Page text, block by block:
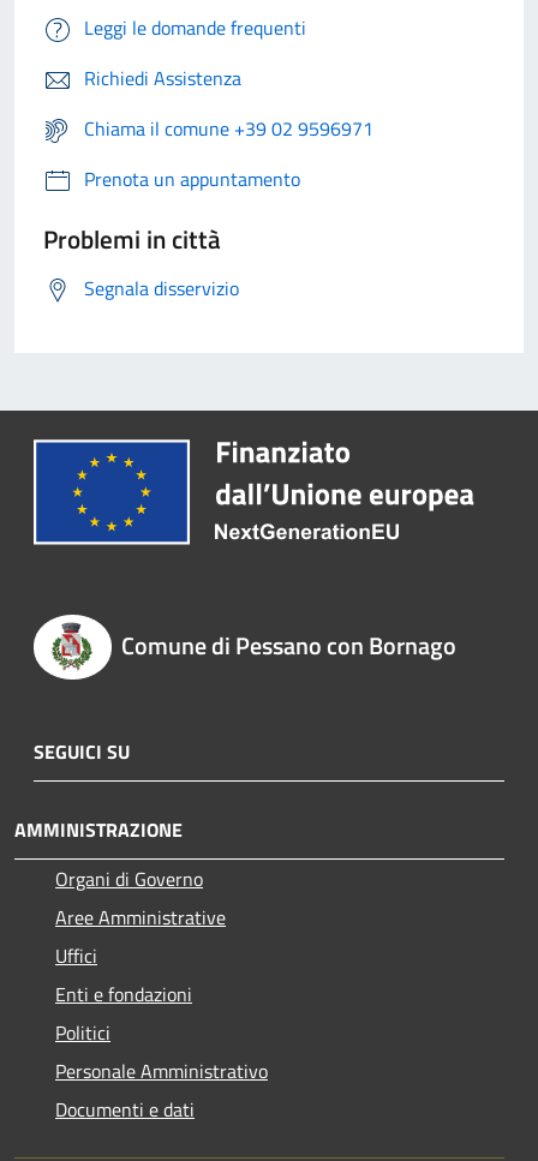
Leggi le domande frequenti
Richiedi Assistenza
Chiama il comune +39 02 9596971
Prenota un appuntamento
Problemi in città
Segnala disservizio
Comune di Pessano con Bornago
SEGUICI SU
AMMINISTRAZIONE
Organi di Governo
Aree Amministrative
Uffici
Enti e fondazioni
Politici
Personale Amministrativo
Documenti e dati